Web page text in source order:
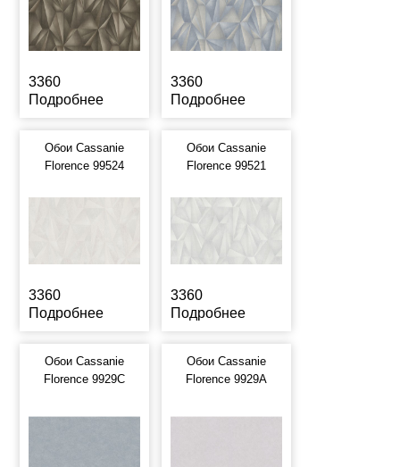
3360
Подробнее
3360
Подробнее
Обои Cassanie
Florence 99524
3360
Подробнее
Обои Cassanie
Florence 99521
3360
Подробнее
Обои Cassanie
Florence 9929C
Обои Cassanie
Florence 9929A